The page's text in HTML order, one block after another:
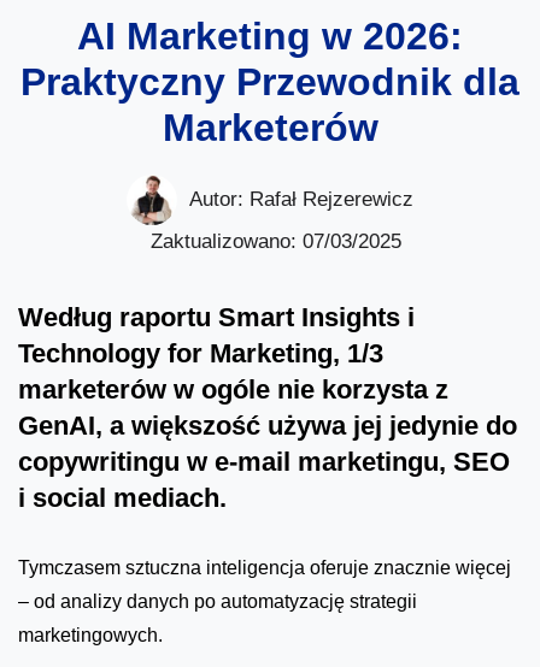
AI Marketing w 2026:
Praktyczny Przewodnik dla
Marketerów
Autor: Rafał Rejzerewicz
Zaktualizowano: 07/03/2025
Według raportu Smart Insights i
Technology for Marketing, 1/3
marketerów w ogóle nie korzysta z
GenAI, a większość używa jej jedynie do
copywritingu w e-mail marketingu, SEO
i social mediach.
Tymczasem sztuczna inteligencja oferuje znacznie więcej
– od analizy danych po automatyzację strategii
marketingowych.